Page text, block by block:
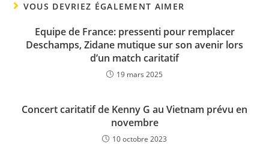
VOUS DEVRIEZ ÉGALEMENT AIMER
Equipe de France: pressenti pour remplacer
Deschamps, Zidane mutique sur son avenir lors
d’un match caritatif
19 mars 2025
Concert caritatif de Kenny G au Vietnam prévu en
novembre
10 octobre 2023